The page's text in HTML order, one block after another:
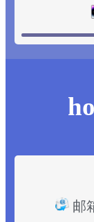
邮